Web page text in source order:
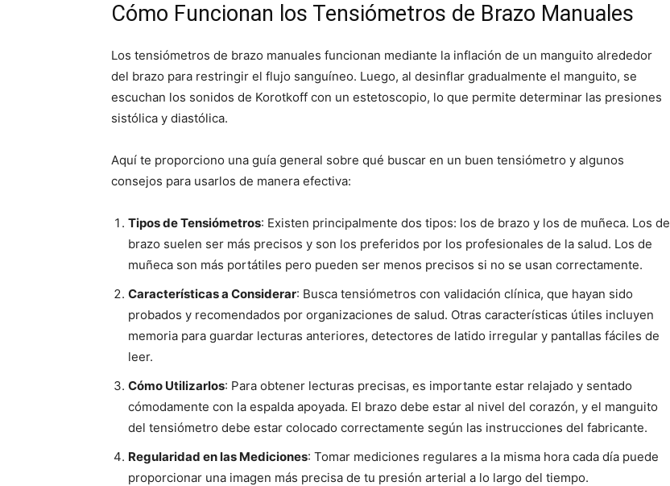
Cómo Funcionan los Tensiómetros de Brazo Manuales
Los tensiómetros de brazo manuales funcionan mediante la inflación de un manguito alrededor
del brazo para restringir el flujo sanguíneo. Luego, al desinflar gradualmente el manguito, se
escuchan los sonidos de Korotkoff con un estetoscopio, lo que permite determinar las presiones
sistólica y diastólica.
Aquí te proporciono una guía general sobre qué buscar en un buen tensiómetro y algunos
consejos para usarlos de manera efectiva:
Tipos de Tensiómetros: Existen principalmente dos tipos: los de brazo y los de muñeca. Los de
brazo suelen ser más precisos y son los preferidos por los profesionales de la salud. Los de
muñeca son más portátiles pero pueden ser menos precisos si no se usan correctamente.
Características a Considerar: Busca tensiómetros con validación clínica, que hayan sido
probados y recomendados por organizaciones de salud. Otras características útiles incluyen
memoria para guardar lecturas anteriores, detectores de latido irregular y pantallas fáciles de
leer.
Cómo Utilizarlos: Para obtener lecturas precisas, es importante estar relajado y sentado
cómodamente con la espalda apoyada. El brazo debe estar al nivel del corazón, y el manguito
del tensiómetro debe estar colocado correctamente según las instrucciones del fabricante.
Regularidad en las Mediciones: Tomar mediciones regulares a la misma hora cada día puede
proporcionar una imagen más precisa de tu presión arterial a lo largo del tiempo.